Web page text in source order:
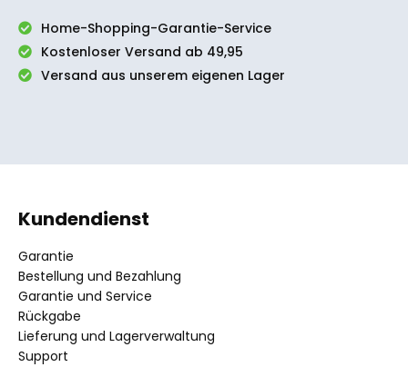
Home-Shopping-Garantie-Service
Kostenloser Versand ab 49,95
Versand aus unserem eigenen Lager
Kundendienst
Garantie
Bestellung und Bezahlung
Garantie und Service
Rückgabe
Lieferung und Lagerverwaltung
Support